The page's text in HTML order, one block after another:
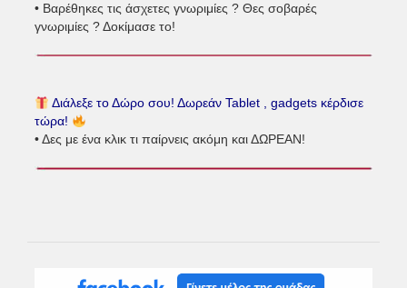
• Βαρέθηκες τις άσχετες γνωριμίες ? Θες σοβαρές
γνωριμίες ? Δοκίμασε το!
Διάλεξε το Δώρο σου! Δωρεάν Tablet , gadgets κέρδισε
τώρα!
• Δες με ένα κλικ τι παίρνεις ακόμη και ΔΩΡΕΑΝ!